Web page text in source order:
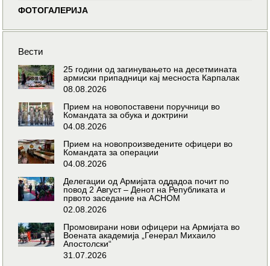
ФОТОГАЛЕРИЈА
Вести
25 години од загинувањето на десетмината
армиски припадници кај месноста Карпалак
08.08.2026
Прием на новопоставени поручници во
Командата за обука и доктрини
04.08.2026
Прием на новопроизведените офицери во
Командата за операции
04.08.2026
Делегации од Армијата оддадоа почит по
повод 2 Август – Денот на Републиката и
првото заседание на АСНОМ
02.08.2026
Промовирани нови офицери на Армијата во
Воената академија „Генерал Михаило
Апостолски“
31.07.2026